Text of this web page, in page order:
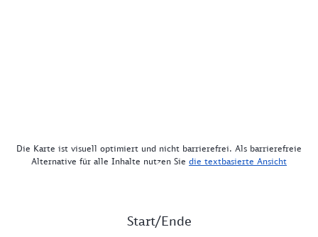
Die Karte ist visuell optimiert und nicht barrierefrei. Als barrierefreie
Alternative für alle Inhalte nutzen Sie die textbasierte Ansicht
Start/Ende